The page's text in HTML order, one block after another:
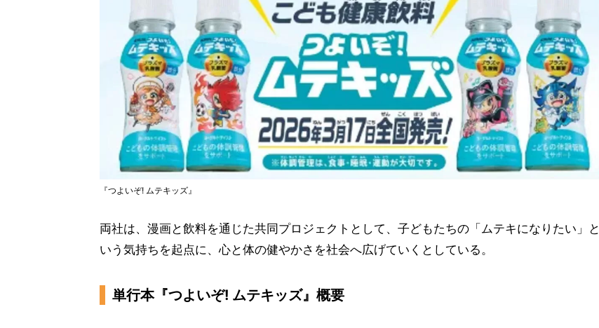
『つよいぞ! ムテキッズ』
両社は、漫画と飲料を通じた共同プロジェクトとして、子どもたちの「ムテキになりたい」と
いう気持ちを起点に、心と体の健やかさを社会へ広げていくとしている。
単行本『つよいぞ! ムテキッズ』概要